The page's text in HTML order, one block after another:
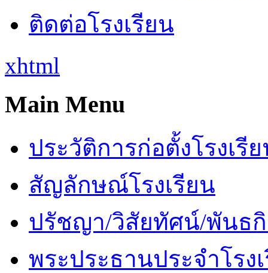
ติดต่อโรงเรียน
xhtml
Main Menu
ประวัติการก่อตั้งโรงเรี
สัญลักษณ์โรงเรียน
ปรัชญา/วิสัยทัศน์/พันธ
พระประธานประจำโรง